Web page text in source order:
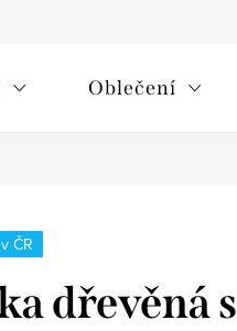
Oblečení
ČR
dřevěná s